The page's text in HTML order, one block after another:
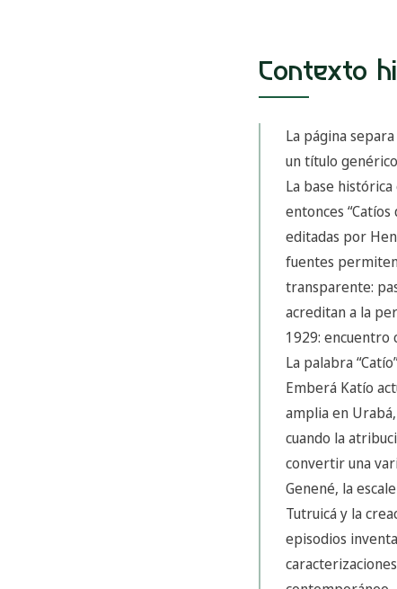
Contexto
La página
un título
La base
entonces
editadas por
fuentes
transparente:
acreditan a la
1929: encuentro
La palabra
Emberá Katío
amplia en
cuando la
convertir una
Genené, la
Tutruicá y la
episodios